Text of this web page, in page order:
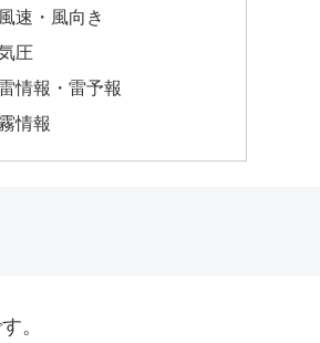
風速・風向き
圧
情報・雷予報
霧情報
。